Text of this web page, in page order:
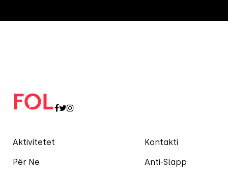
Aktivitetet
Për Ne
Kontakti
Anti-Slapp